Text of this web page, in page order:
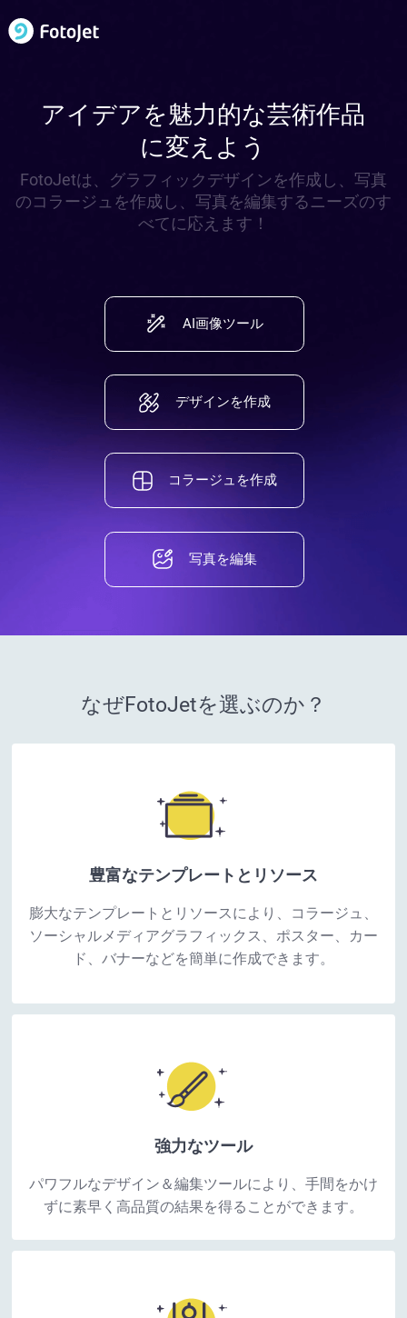
アイデアを魅力的な芸術作品
に変えよう
FotoJetは、グラフィックデザインを作成し、写真
のコラージュを作成し、写真を編集するニーズのす
べてに応えます！
AI画像ツール
デザインを作成
コラージュを作成
写真を編集
なぜFotoJetを選ぶのか？
豊富なテンプレートとリソース
膨大なテンプレートとリソースにより、コラージュ、
ソーシャルメディアグラフィックス、ポスター、カー
ド、バナーなどを簡単に作成できます。
強力なツール
パワフルなデザイン＆編集ツールにより、手間をかけ
ずに素早く高品質の結果を得ることができます。